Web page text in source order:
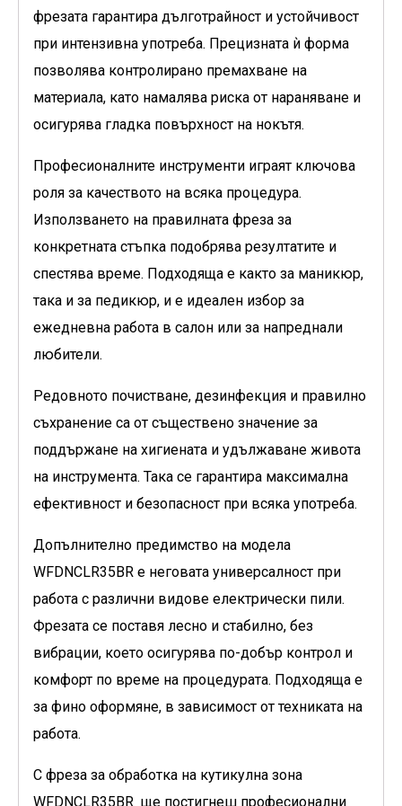
фрезата гарантира дълготрайност и устойчивост
при интензивна употреба. Прецизната ѝ форма
позволява контролирано премахване на
материала, като намалява риска от нараняване и
осигурява гладка повърхност на нокътя.
Професионалните инструменти играят ключова
роля за качеството на всяка процедура.
Използването на правилната фреза за
конкретната стъпка подобрява резултатите и
спестява време. Подходяща е както за маникюр,
така и за педикюр, и е идеален избор за
ежедневна работа в салон или за напреднали
любители.
Редовното почистване, дезинфекция и правилно
съхранение са от съществено значение за
поддържане на хигиената и удължаване живота
на инструмента. Така се гарантира максимална
ефективност и безопасност при всяка употреба.
Допълнително предимство на модела
WFDNCLR35BR е неговата универсалност при
работа с различни видове електрически пили.
Фрезата се поставя лесно и стабилно, без
вибрации, което осигурява по-добър контрол и
комфорт по време на процедурата. Подходяща е
за фино оформяне, в зависимост от техниката на
работа.
С фреза за обработка на кутикулна зона
WFDNCLR35BR ще постигнеш професионални